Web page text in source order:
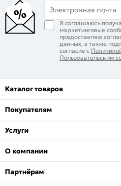
Электронная почта
Я соглашаюсь
маркетинговые
предоставляю
данных, а также
согласие с
Пользовательским
Каталог товаров
Покупателям
Услуги
О компании
Партнёрам